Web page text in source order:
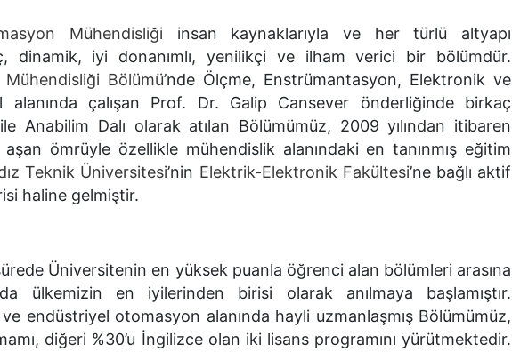
Mühendisliği insan kaynaklarıyla ve her türlü altyapı
dinamik, iyi donanımlı, yenilikçi ve ilham verici bir bölümdür.
Bölümü’nde Ölçme, Enstrümantasyon, Elektronik ve
alanında çalışan Prof. Dr. Galip Cansever önderliğinde birkaç
Anabilim Dalı olarak atılan Bölümümüz, 2009 yılından itibaren
ömrüyle özellikle mühendislik alanındaki en tanınmış eğitim
Teknik Üniversitesi’nin Elektrik-Elektronik Fakültesi’ne bağlı aktif
haline gelmiştir.
Üniversitenin en yüksek puanla öğrenci alan bölümleri arasına
ülkemizin en iyilerinden birisi olarak anılmaya başlamıştır.
endüstriyel otomasyon alanında hayli uzmanlaşmış Bölümümüz,
diğeri %30’u İngilizce olan iki lisans programını yürütmektedir.